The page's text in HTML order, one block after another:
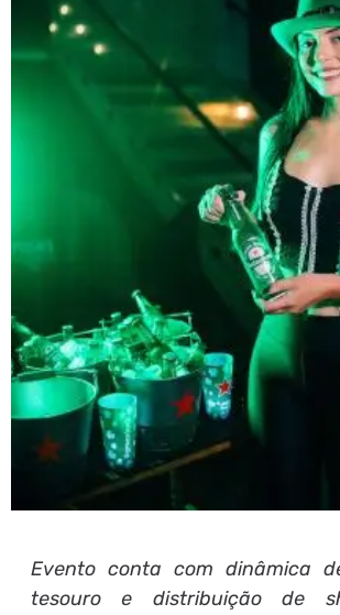
Evento conta com dinâmica
tesouro e distribuição de